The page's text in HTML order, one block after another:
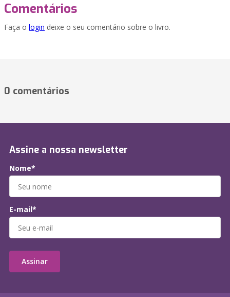
Comentários
Faça o login deixe o seu comentário sobre o livro.
0 comentários
Assine a nossa newsletter
Nome*
E-mail*
Assinar